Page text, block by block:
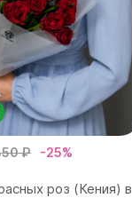
₽ -25%
роз (Кения) в